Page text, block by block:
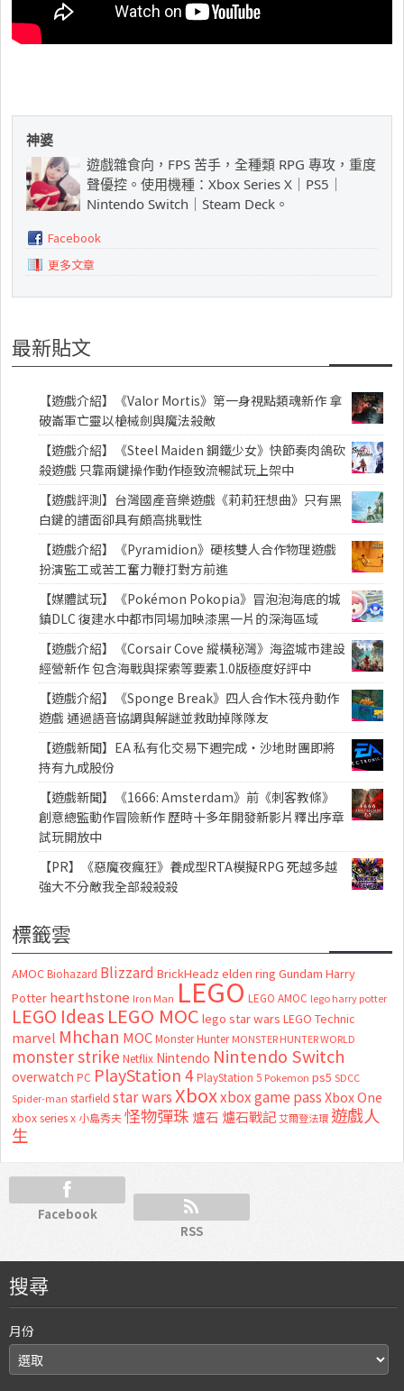
神婆
遊戲雜食向，FPS 苦手，全種類 RPG 專攻，重度
聲優控。使用機種：Xbox Series X｜PS5｜
Nintendo Switch｜Steam Deck。
Facebook
更多文章
最新貼文
【遊戲介紹】《Valor Mortis》第一身視點類魂新作 拿
破崙軍亡靈以槍械劍與魔法殺敵
【遊戲介紹】《Steel Maiden 鋼鐵少女》快節奏肉鴿砍
殺遊戲 只靠兩鍵操作動作極致流暢試玩上架中
【遊戲評測】台灣國產音樂遊戲《莉莉狂想曲》只有黑
白鍵的譜面卻具有頗高挑戰性
【遊戲介紹】《Pyramidion》硬核雙人合作物理遊戲
扮演監工或苦工奮力鞭打對方前進
【媒體試玩】《Pokémon Pokopia》冒泡泡海底的城
鎮DLC 復建水中都市同場加映漆黑一片的深海區域
【遊戲介紹】《Corsair Cove 縱橫秘灣》海盜城市建設
經營新作 包含海戰與探索等要素1.0版極度好評中
【遊戲介紹】《Sponge Break》四人合作木筏舟動作
遊戲 通過語音協調與解謎並救助掉隊隊友
【遊戲新聞】EA 私有化交易下週完成・沙地財團即將
持有九成股份
【遊戲新聞】《1666: Amsterdam》前《刺客教條》
創意總監動作冒險新作 歷時十多年開發新影片釋出序章
試玩開放中
【PR】《惡魔夜瘋狂》養成型RTA模擬RPG 死越多越
強大不分敵我全部殺殺殺
標籤雲
AMOC Biohazard Blizzard BrickHeadz elden ring Gundam Harry
Potter hearthstone Iron Man LEGO LEGO AMOC lego harry potter
LEGO Ideas LEGO MOC lego star wars LEGO Technic
marvel Mhchan MOC Monster Hunter MONSTER HUNTER WORLD
monster strike Netflix Nintendo Nintendo Switch
overwatch PC PlayStation 4 PlayStation 5 Pokemon ps5 SDCC
Spider-man starfield star warsXboxxbox game passXbox One
xbox series x 小島秀夫怪物彈珠 爐石 爐石戰記艾爾登法環 遊戲人
生
Facebook
RSS
搜尋
月份